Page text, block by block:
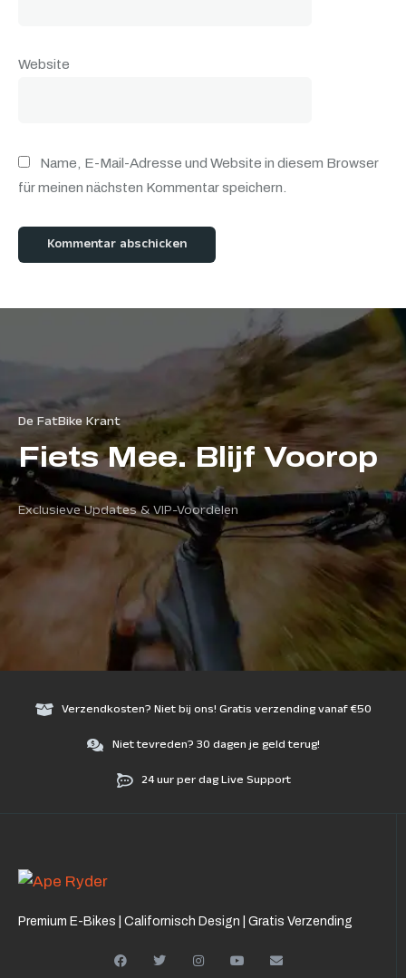
Website
Name, E-Mail-Adresse und Website in diesem Browser
für meinen nächsten Kommentar speichern.
De FatBike Krant
Fiets Mee. Blijf Voorop
Exclusieve Updates & VIP-Voordelen
Verzendkosten? Niet bij ons! Gratis verzending vanaf €50
Niet tevreden? 30 dagen je geld terug!
24 uur per dag Live Support
Premium E-Bikes | Californisch Design | Gratis Verzending